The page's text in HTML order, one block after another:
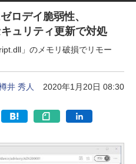
ロデイ脆弱性、
ュリティ更新で対処
」のメモリ破損でリモー
井 秀人 2020年1月20日 08:30